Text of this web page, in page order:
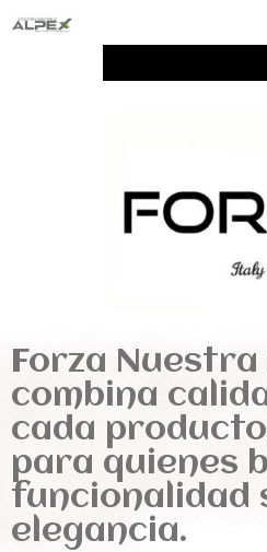
Forza
combina
cada
para quienes
funcionalidad
elegancia.